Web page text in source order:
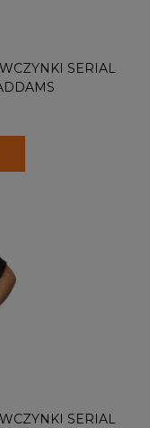
SERIAL
SERIAL